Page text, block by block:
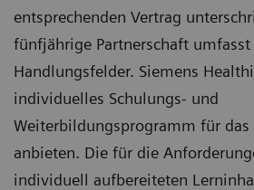
entsprechenden Vertrag
fünfjährige Partnerschaft
Handlungsfelder. Siemens
individuelles Schulungs- und
Weiterbildungsprogramm für das
anbieten. Die für die
individuell aufbereiteten